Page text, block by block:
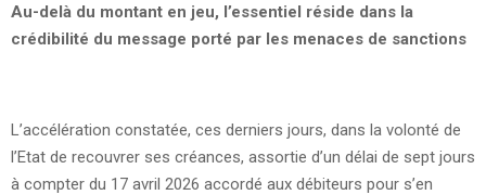
Au-delà du montant en jeu, l’essentiel réside dans la
crédibilité du message porté par les menaces de sanctions
L’accélération constatée, ces derniers jours, dans la volonté de
l’Etat de recouvrer ses créances, assortie d’un délai de sept jours
à compter du 17 avril 2026 accordé aux débiteurs pour s’en